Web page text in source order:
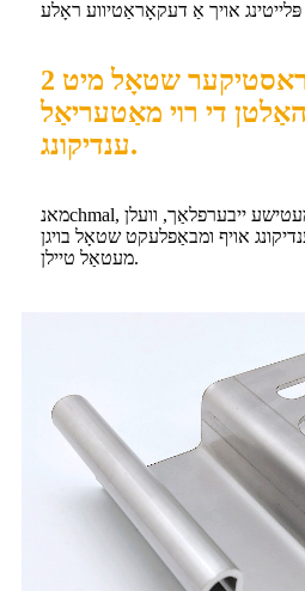
נישט-ראסטיקער שטאָל מיט 2B
האַלטן די רוי מאַטעריאַל
ענדיקונג.
מאנchmal, כדי צו באַקומען אַ קאָסמעטישע ייבערפלאַך, וועלן
אויף ומבאַפלעקט שטאָל בויגן
מעטאַל טיילן.